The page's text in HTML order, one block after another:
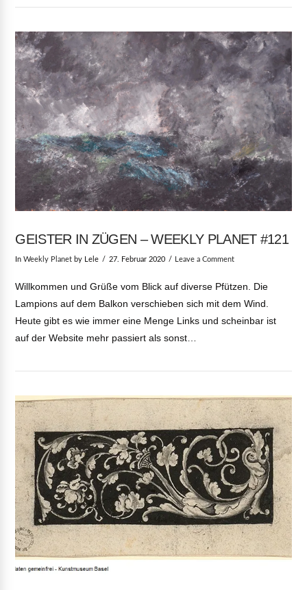
VIEW POST
VIEW POST
GEISTER IN ZÜGEN – WEEKLY PLANET #121
InWeekly Planet by Lele 27. Februar 2020 Leave a Comment
Willkommen und Grüße vom Blick auf diverse Pfützen. Die
Lampions auf dem Balkon verschieben sich mit dem Wind.
Heute gibt es wie immer eine Menge Links und scheinbar ist
auf der Website mehr passiert als sonst…